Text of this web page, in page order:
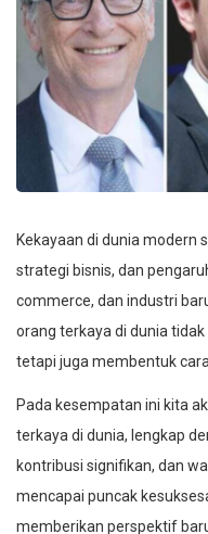
Kekayaan di dunia modern
strategi bisnis, dan
commerce, dan industri
orang terkaya di dunia
tetapi juga membentuk
Pada kesempatan ini kita
terkaya di dunia, lengkap
kontribusi signifikan, dan
mencapai puncak
memberikan perspektif